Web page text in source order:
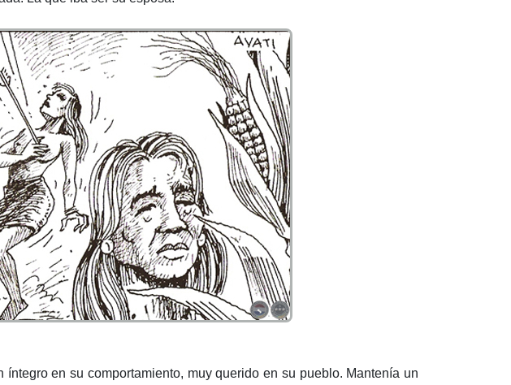
en su comportamiento, muy querido en su pueblo. Mantenía un